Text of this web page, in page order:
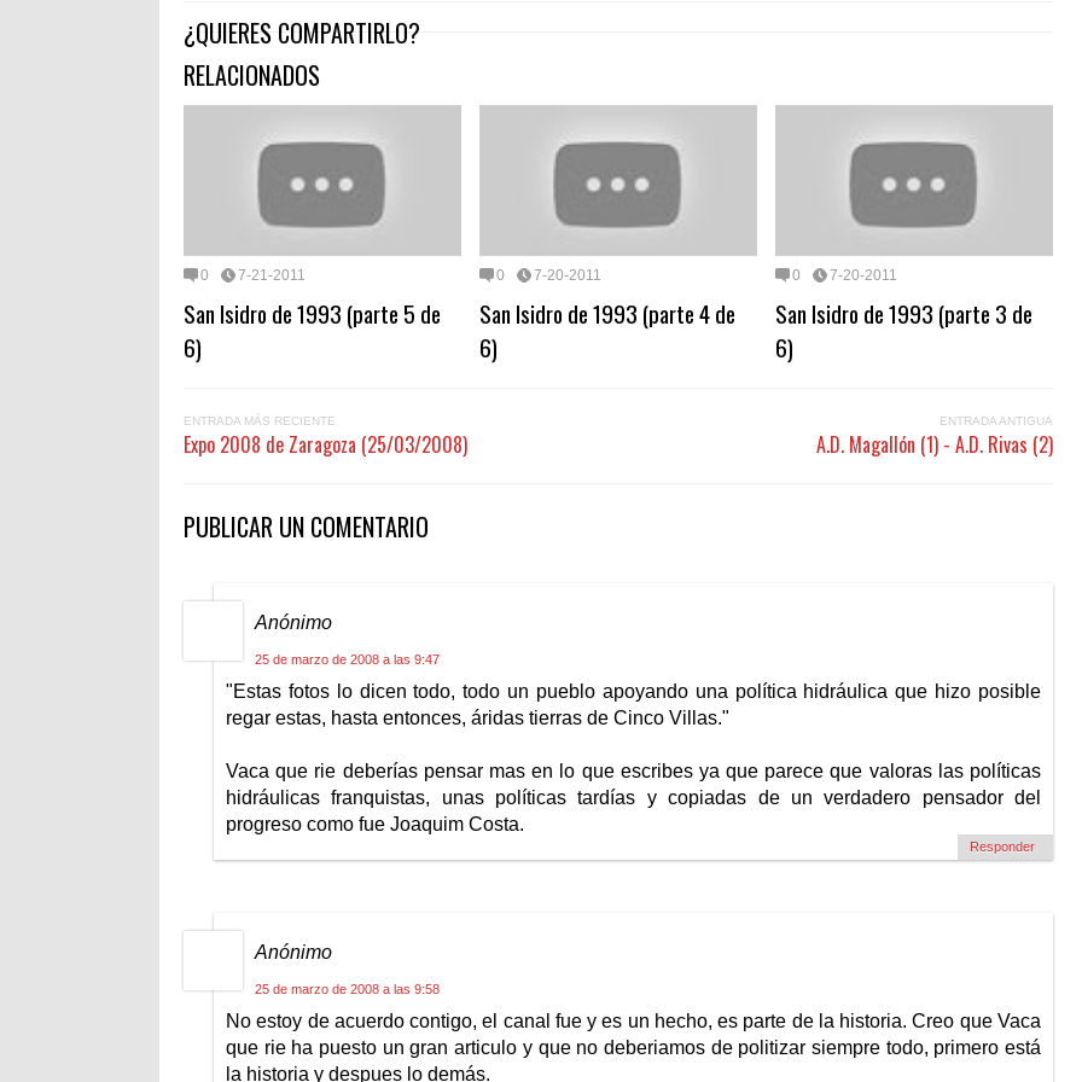
¿QUIERES COMPARTIRLO?
RELACIONADOS
0 7-21-2011
San Isidro de 1993 (parte 5 de
6)
0 7-20-2011
San Isidro de 1993 (parte 4 de
6)
0 7-20-2011
San Isidro de 1993 (parte 3 de
6)
ENTRADA MÁS RECIENTE
Expo 2008 de Zaragoza (25/03/2008)
ENTRADA ANTIGUA
A.D. Magallón (1) - A.D. Rivas (2)
PUBLICAR UN COMENTARIO
Anónimo
25 de marzo de 2008 a las 9:47
"Estas fotos lo dicen todo, todo un pueblo apoyando una política hidráulica que hizo posible
regar estas, hasta entonces, áridas tierras de Cinco Villas."
Vaca que rie deberías pensar mas en lo que escribes ya que parece que valoras las políticas
hidráulicas franquistas, unas políticas tardías y copiadas de un verdadero pensador del
progreso como fue Joaquim Costa.
Responder
Anónimo
25 de marzo de 2008 a las 9:58
No estoy de acuerdo contigo, el canal fue y es un hecho, es parte de la historia. Creo que Vaca
que rie ha puesto un gran articulo y que no deberiamos de politizar siempre todo, primero está
la historia y despues lo demás.